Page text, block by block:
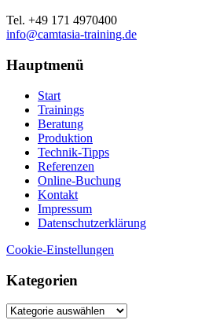
Tel. +49 171 4970400
info@camtasia-training.de
Hauptmenü
Start
Trainings
Beratung
Produktion
Technik-Tipps
Referenzen
Online-Buchung
Kontakt
Impressum
Datenschutzerklärung
Cookie-Einstellungen
Kategorien
Kategorien